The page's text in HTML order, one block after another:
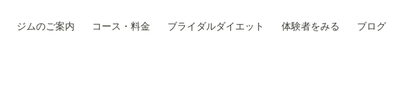
ジムのご案内 コース・料金 ブライダルダイエット 体験者をみる ブログ